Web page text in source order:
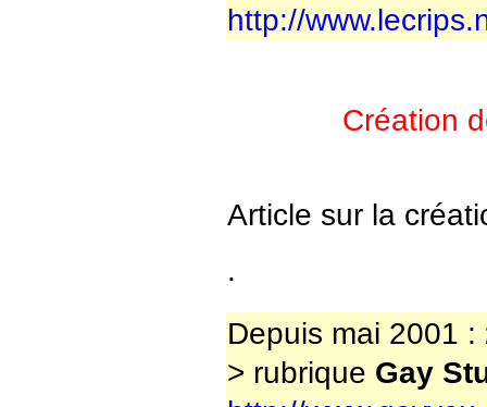
http://
Création
Article sur la
.
Depuis mai 2001 :
> rubrique Gay